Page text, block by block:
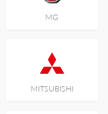
MG
MITSUBISHI